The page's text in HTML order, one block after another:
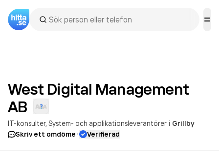
West Digital Management
AB
IT-konsulter System- och applikationsleverantörer i Grillby
Skriv ett omdöme· Verifierad